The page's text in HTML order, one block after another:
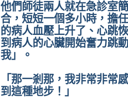
他們師徒兩人就在急診室
合，短短一個多小時，擔
的病人血壓上升了、心跳
到病人的心臟開始奮力跳
我」。
「那一剎那，我非常非常
到這種地步！」